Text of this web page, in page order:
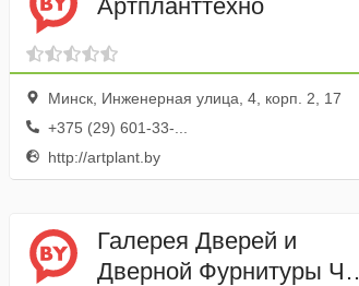
Артпланттехно
Минск, Инженерная улица, 4, корп. 2, 17
+375 (29) 601-33-...
http://artplant.by
Галерея Дверей и
Дверной Фурнитуры ЧП